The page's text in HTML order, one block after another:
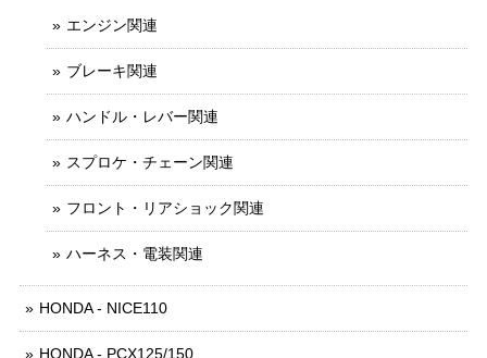
エンジン関連
ブレーキ関連
ハンドル・レバー関連
スプロケ・チェーン関連
フロント・リアショック関連
ハーネス・電装関連
HONDA - NICE110
HONDA - PCX125/150